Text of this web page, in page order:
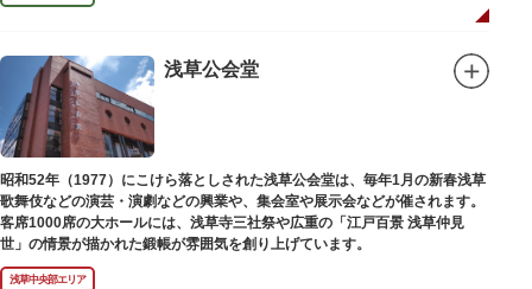
浅草公会堂
昭和52年（1977）にこけら落としされた浅草公会堂は、毎年1月の新春浅草
歌舞伎などの演芸・演劇などの興業や、集会室や展示会などが催されます。
客席1000席の大ホールには、浅草寺三社祭や広重の「江戸百景 浅草仲見
世」の情景が描かれた鍛帳が雰囲気を創り上げています。
浅草中央部エリア